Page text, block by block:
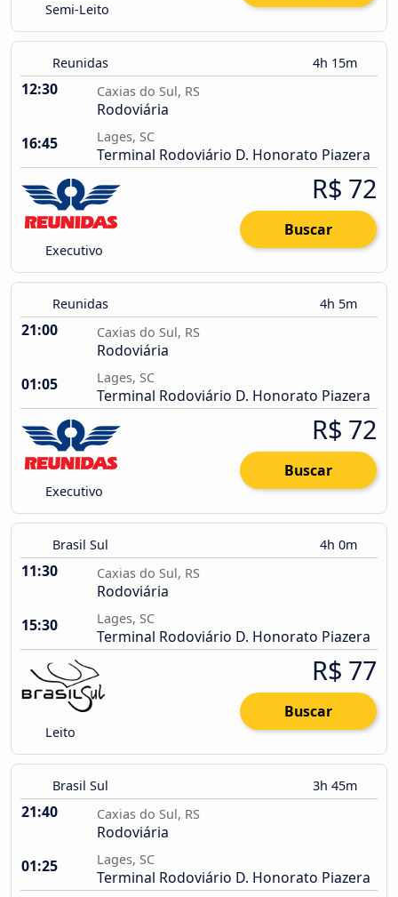
Semi-Leito
Reunidas 4h 15m
12:30 Caxias do Sul, RS
Rodoviária
16:45
Lages, SC
Terminal Rodoviário D. Honorato Piazera
Executivo
R$ 72
Buscar
Reunidas 4h 5m
21:00 Caxias do Sul, RS
Rodoviária
01:05
Lages, SC
Terminal Rodoviário D. Honorato Piazera
Executivo
R$ 72
Buscar
Brasil Sul 4h 0m
11:30 Caxias do Sul, RS
Rodoviária
15:30
Lages, SC
Terminal Rodoviário D. Honorato Piazera
Leito
R$ 77
Buscar
Brasil Sul 3h 45m
21:40 Caxias do Sul, RS
Rodoviária
01:25
Lages, SC
Terminal Rodoviário D. Honorato Piazera